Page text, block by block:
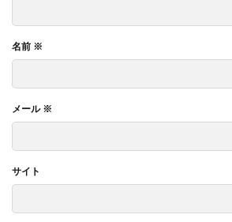
名前 ※
メール ※
サイト